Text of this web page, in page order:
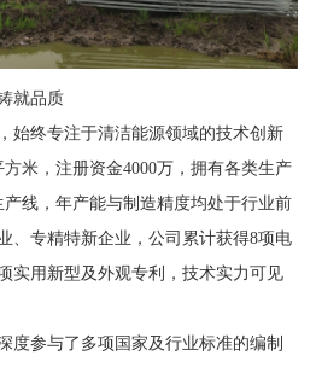
就品质
始终专注于清洁能源领域的技术创新
米，注册资金4000万，拥有各类生产
线，年产能与制造精度均处于行业前
、专精特新企业，公司累计获得8项电
实用新型及外观专利，技术实力可见
度参与了多项国家及行业标准的编制